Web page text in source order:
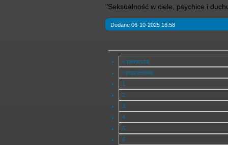
"Seksualność w ciele, psychice i
Dodane 06-10-2025 16:58
« pierwsza
‹ poprzednia
1
2
3
4
5
6